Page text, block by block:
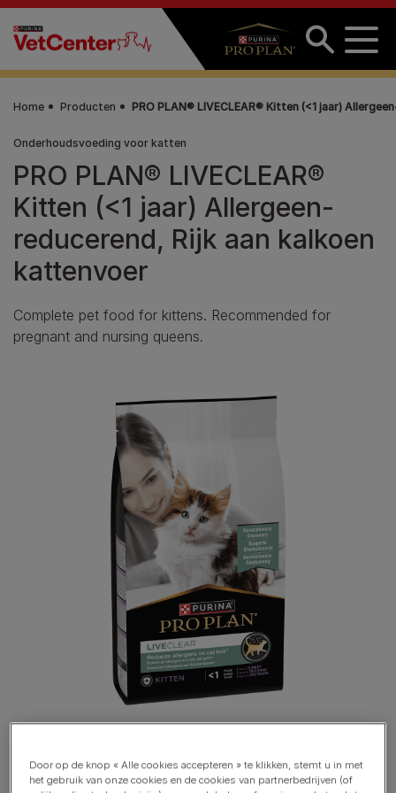
Overslaan en naar de inhoud gaan
Home Producten PRO PLAN® LIVECLEAR® Kitten (<1 jaar)
Onderhoudsvoeding voor katten
PRO PLAN® LIVECLEAR®
Kitten (<1 jaar) Allergeen-
reducerend, Rijk aan kalkoen
kattenvoer
Complete pet food for kittens. Recommended for
pregnant and nursing queens.
Door op de knop « Alle cookies accepteren » te klikken, stemt u in met
het gebruik van onze cookies en de cookies van partnerbedrijven (of